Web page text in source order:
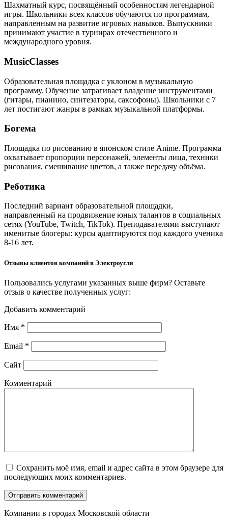
Шахматный курс, посвящённый особенностям легендарной
игры. Школьники всех классов обучаются по программам,
направленным на развитие игровых навыков. Выпускники
принимают участие в турнирах отечественного и
международного уровня.
MusicClasses
Образовательная площадка с уклоном в музыкальную
программу. Обучение затрагивает владение инструментами
(гитары, пианино, синтезаторы, саксофоны). Школьники с 7
лет постигают жанры в рамках музыкальной платформы.
Богема
Площадка по рисованию в японском стиле Anime. Программа
охватывает пропорции персонажей, элементы лица, техники
рисования, смешивание цветов, а также передачу объёма.
Реботика
Последний вариант образовательной площадки,
направленный на продвижение юных талантов в социальных
сетях (YouTube, Twitch, TikTok). Преподавателями выступают
именитые блогеры: курсы адаптируются под каждого ученика
8-16 лет.
Отзывы клиентов компаний в Электроугли
Пользовались услугами указанных выше фирм? Оставьте
отзыв о качестве полученных услуг:
Добавить комментарий
Имя *
Email *
Сайт
Комментарий
Сохранить моё имя, email и адрес сайта в этом браузере для
последующих моих комментариев.
Компании в городах Московской области